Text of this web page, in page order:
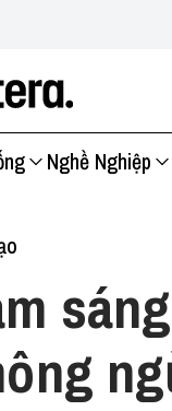
Nghề Nghiệp